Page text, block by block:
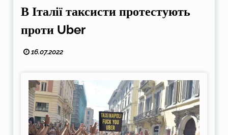
В Італії таксисти протестують
проти Uber
16.07.2022